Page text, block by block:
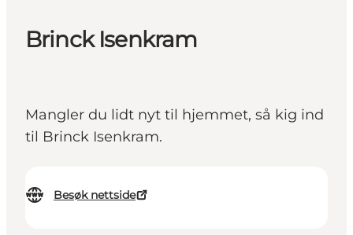
Brinck Isenkram
Mangler du lidt nyt til hjemmet, så kig ind
til Brinck Isenkram.
Besøk nettside